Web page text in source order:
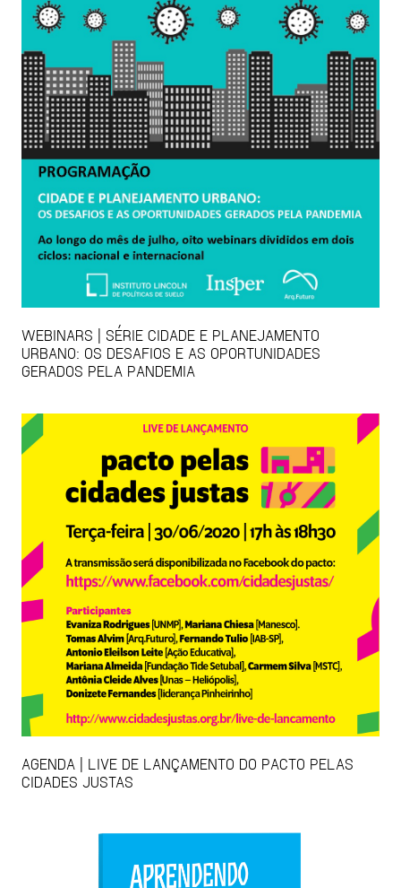
WEBINARS | SÉRIE CIDADE E PLANEJAMENTO
URBANO: OS DESAFIOS E AS OPORTUNIDADES
GERADOS PELA PANDEMIA
AGENDA | LIVE DE LANÇAMENTO DO PACTO PELAS
CIDADES JUSTAS